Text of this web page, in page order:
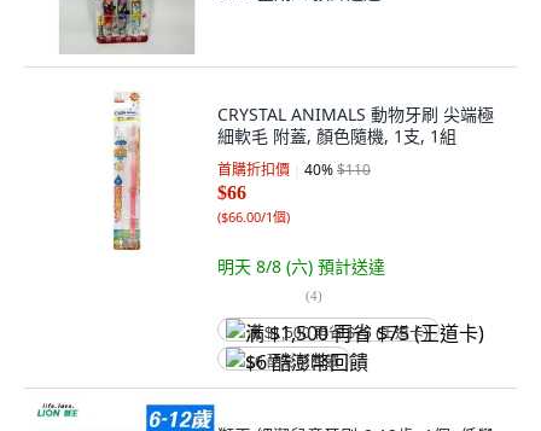
CRYSTAL ANIMALS 動物牙刷 尖端極
細軟毛 附蓋, 顏色隨機, 1支, 1組
首購折扣價 40%$110
$66
($66.00/1個)
明天 8/8 (六) 預計送達
(4)
满 $1,500 再省 $75 (王道卡)
$6 酷澎幣回饋